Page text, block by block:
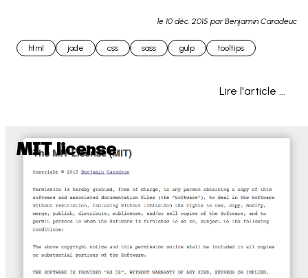
little piece of sass code allowing you to...
le 10 déc. 2015 par Benjamin Caradeuc
html jade css sass gulp tooltips
Lire l'article ...
MIT license